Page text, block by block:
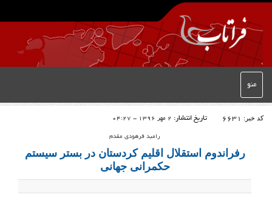
منو
کد خبر: 6631 تاریخ انتشار: 2 مهر 1396 - 04:27
رامبد فرهودی مقدم
رفراندوم استقلال اقلیم کردستان در بستر سیستم
حکمرانی جهانی